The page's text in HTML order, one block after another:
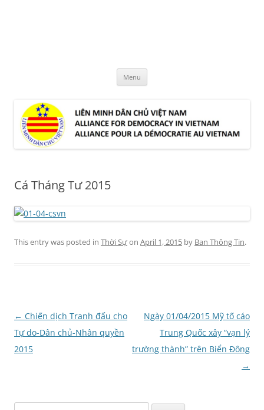
Menu
Cá Tháng Tư 2015
This entry was posted in Thời Sựon April 1, 2015 by Ban Thông Tin.
Post
navigation
← Chiến dịch Tranh đấu cho
Tự do-Dân chủ-Nhân quyền
2015
Ngày 01/04/2015 Mỹ tố cáo
Trung Quốc xây “vạn lý
trường thành” trên Biển Đông
→